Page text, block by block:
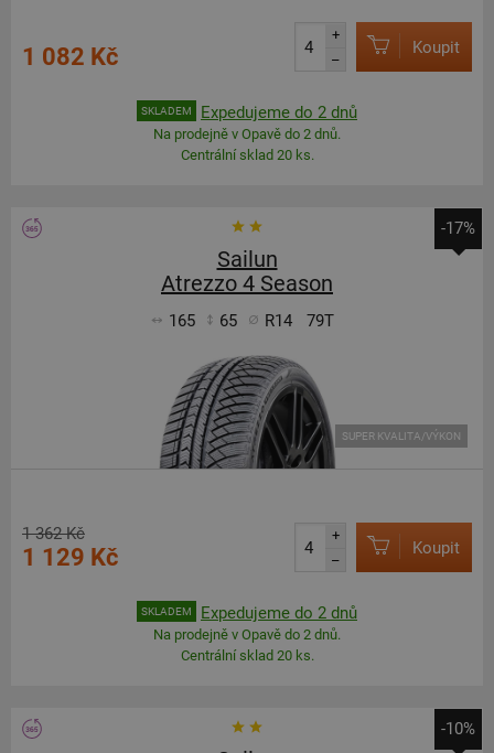
1 082 Kč
+
–
Koupit
SKLADEM Expedujeme do 2 dnů
Na prodejně v Opavě do 2 dnů.
Centrální sklad 20 ks.
-17%
Sailun
Atrezzo 4 Season
165 65 R14 79T
SUPER KVALITA/VÝKON
1 362 Kč
1 129 Kč
+
–
Koupit
SKLADEM Expedujeme do 2 dnů
Na prodejně v Opavě do 2 dnů.
Centrální sklad 20 ks.
-10%